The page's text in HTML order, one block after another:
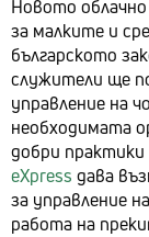
Новото облачно
за малките и
българското
служители ще
управление на
необходимата
добри
eXpress дава
за управление
работа на